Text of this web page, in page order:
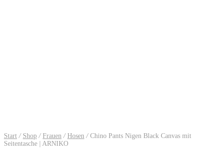
Start / Shop / Frauen / Hosen /Chino Pants Nigen Black Canvas mit
Seitentasche | ARNIKO